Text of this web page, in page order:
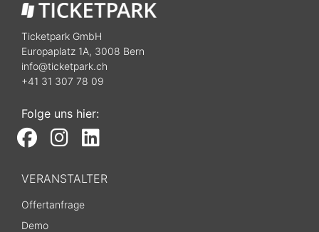
Ticketpark GmbH
Europaplatz 1A, 3008 Bern
info@ticketpark.ch
+41 31 307 78 09
Folge uns hier:
VERANSTALTER
Offertanfrage
Demo